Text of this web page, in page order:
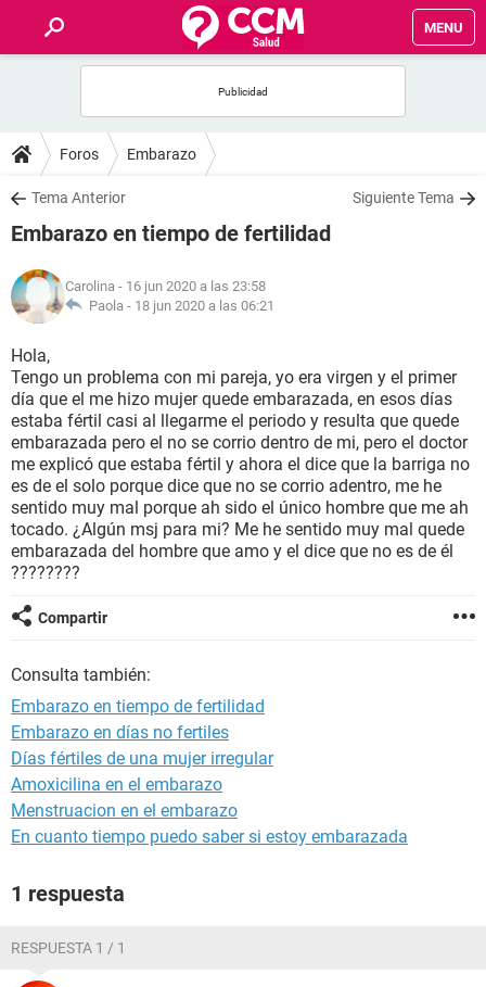
MENU
FOROS
SALUD
NUTRICIÓN
BIENESTAR
SEXUALIDAD
GLOSARIO
Foros Embarazo
Tema Anterior Siguiente Tema
Embarazo en tiempo de fertilidad
Carolina - 16 jun 2020 a las 23:58
Paola - 18 jun 2020 a las 06:21
Hola,
Tengo un problema con mi pareja, yo era virgen y el primer
día que el me hizo mujer quede embarazada, en esos días
estaba fértil casi al llegarme el periodo y resulta que quede
embarazada pero el no se corrio dentro de mi, pero el doctor
me explicó que estaba fértil y ahora el dice que la barriga no
es de el solo porque dice que no se corrio adentro, me he
sentido muy mal porque ah sido el único hombre que me ah
tocado. ¿Algún msj para mi? Me he sentido muy mal quede
embarazada del hombre que amo y el dice que no es de él
????????
Compartir
Consulta también:
Embarazo en tiempo de fertilidad
Embarazo en días no fertiles
Días fértiles de una mujer irregular
Amoxicilina en el embarazo
Menstruacion en el embarazo
En cuanto tiempo puedo saber si estoy embarazada
1 respuesta
RESPUESTA 1 / 1